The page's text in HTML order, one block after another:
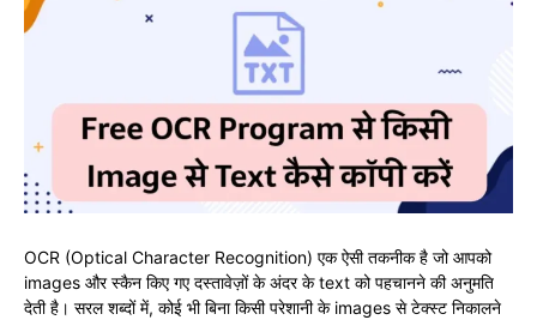
OCR (Optical Character Recognition) एक ऐसी तकनीक है जो आपको
images और स्कैन किए गए दस्तावेज़ों के अंदर के text को पहचानने की अनुमति
देती है। सरल शब्दों में, कोई भी बिना किसी परेशानी के images से टेक्स्ट निकालने